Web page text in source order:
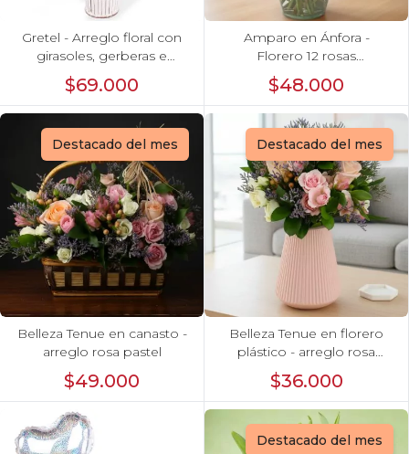
Gretel - Arreglo floral con
girasoles, gerberas e
hypericum
$69.000
Amparo en Ánfora -
Florero 12 rosas
ecuatorianas rojo
$48.000
Destacado del mes
Belleza Tenue en canasto -
arreglo rosa pastel
$49.000
Destacado del mes
Belleza Tenue en florero
plástico - arreglo rosa
$36.000
Destacado del mes